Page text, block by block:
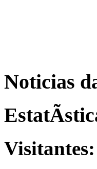
Noticias
Visitantes: